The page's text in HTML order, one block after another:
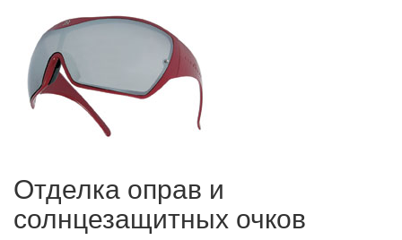
Отделка оправ и
солнцезащитных очков